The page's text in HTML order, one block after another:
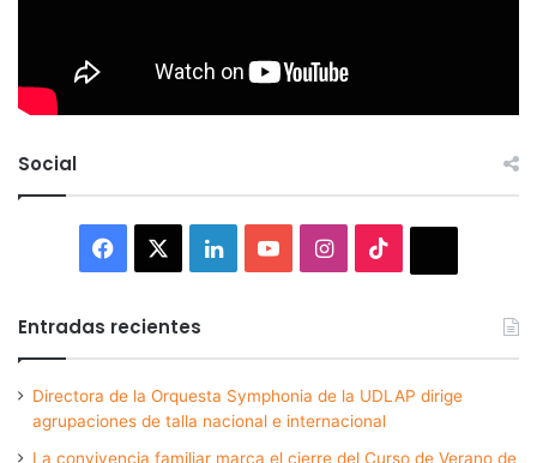
Social
Facebook LinkedInYouTubeInstagram
Entradas recientes
Directora de la Orquesta Symphonia de la UDLAP dirige
agrupaciones de talla nacional e internacional
La convivencia familiar marca el cierre del Curso de Verano de